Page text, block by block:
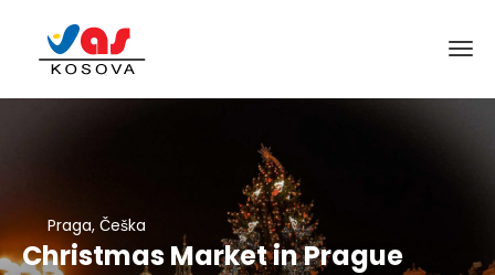
Praga, Češka
Christmas Market in Prague